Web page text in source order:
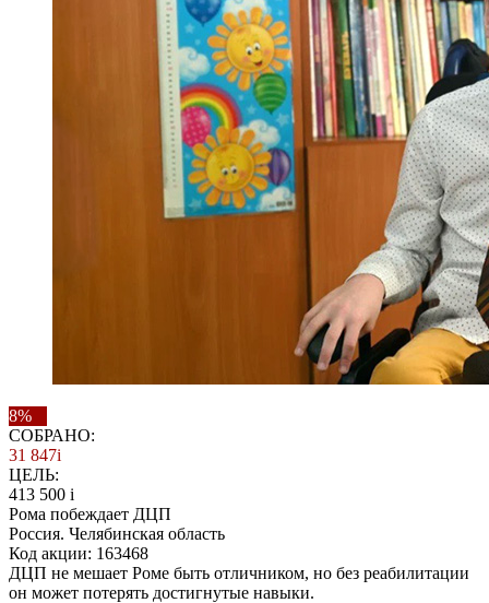
8%
СОБРАНО:
31 847i
ЦЕЛЬ:
413 500 i
Рома побеждает ДЦП
Россия. Челябинская область
Код акции: 163468
ДЦП не мешает Роме быть отличником, но без реабилитации
он может потерять достигнутые навыки.